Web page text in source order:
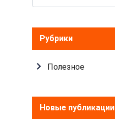
for:
Рубрики
Полезное
Новые публикации